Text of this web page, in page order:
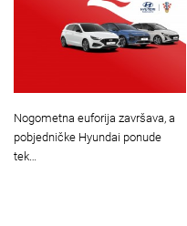
Nogometna euforija završava, a
pobjedničke Hyundai ponude
tek…